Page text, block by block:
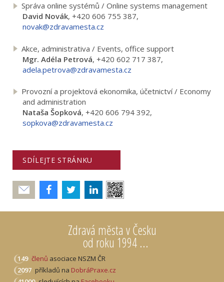
Zdravá města v Česku
od roku 1994 ...
149 členů asociace NSZM ČR
2097 příkladů na DobráPraxe.cz
Správa online systémů / Online systems management
David Novák, +420 606 755 387,
novak@zdravamesta.cz
Akce, administrativa / Events, office support
Mgr. Adéla Petrová, +420 602 717 387,
adela.petrova@zdravamesta.cz
Provozní a projektová ekonomika, účetnictví / Economy
and administration
Nataša Šopková, +420 606 794 392,
sopkova@zdravamesta.cz
SDÍLEJTE STRÁNKU
Poslat